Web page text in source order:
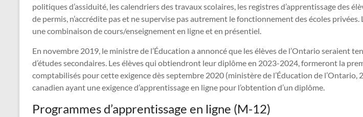
politiques d’assiduité, les calendriers des travaux scolaires, les registres d’apprentissage des
de permis, n’accrédite pas et ne supervise pas autrement le fonctionnement des écoles
une combinaison de cours/enseignement en ligne et en présentiel.
En novembre 2019, le ministre de l’Éducation a annoncé que les élèves de l’Ontario
d’études secondaires. Les élèves qui obtiendront leur diplôme en 2023-2024, formeront la
comptabilisés pour cette exigence dès septembre 2020 (ministère de l’Éducation de
canadien ayant une exigence d’apprentissage en ligne pour l’obtention d’un diplôme.
Programmes d’apprentissage en ligne (M-12)